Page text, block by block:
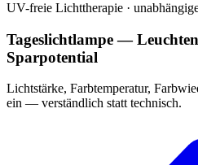
UV-freie Lichttherapie ·
Tageslichtlampe —
Sparpotential
Lichtstärke, Farbtemperatur,
ein — verständlich statt technisch.